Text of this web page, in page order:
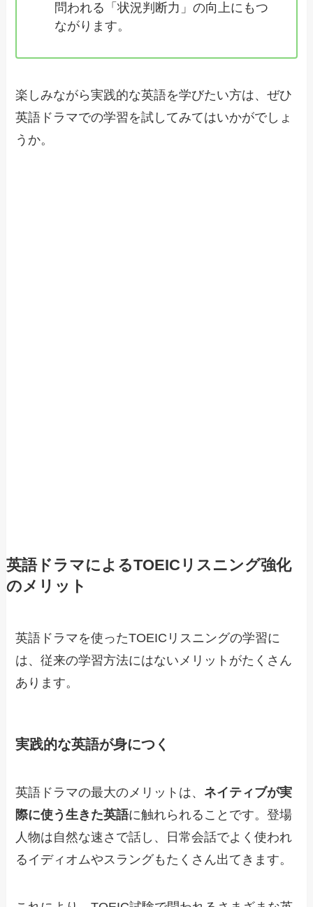
問われる「状況判断力」の向上にもつ
ながります。
楽しみながら実践的な英語を学びたい方は、ぜひ
英語ドラマでの学習を試してみてはいかがでしょ
うか。
英語ドラマによるTOEICリスニング強化
のメリット
英語ドラマを使ったTOEICリスニングの学習に
は、従来の学習方法にはないメリットがたくさん
あります。
実践的な英語が身につく
英語ドラマの最大のメリットは、 ネイティブが実
際に使う生きた英語に触れられることです。登場
人物は自然な速さで話し、日常会話でよく使われ
るイディオムやスラングもたくさん出てきます。